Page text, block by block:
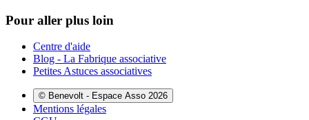
Pour aller plus loin
Centre d'aide
Blog - La Fabrique associative
Petites Astuces associatives
© Benevolt - Espace Asso 2026
Mentions légales